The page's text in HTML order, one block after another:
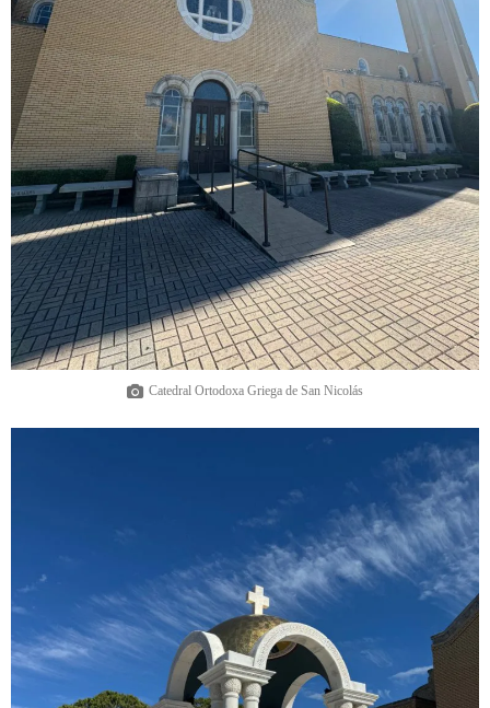
Catedral Ortodoxa Griega de San Nicolás